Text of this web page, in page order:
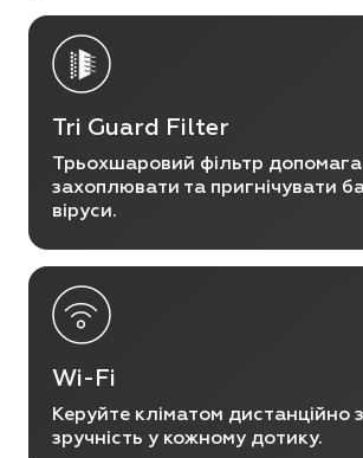
Tri Guard Filter
Трьохшаровий фільтр
захоплювати та пригнічувати
віруси.
Wi-Fi
Керуйте кліматом дистанційно
зручність у кожному дотику.